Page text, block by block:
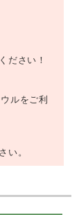
ださい！
ルをご利
い。